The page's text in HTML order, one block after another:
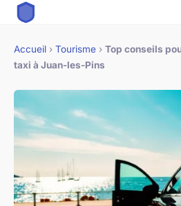
Accueil › Tourisme › Top conseils
taxi à Juan-les-Pins